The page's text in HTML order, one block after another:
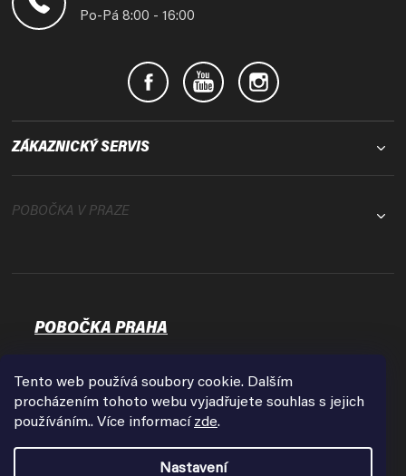
Tento web používá soubory cookie. Dalším
procházením tohoto webu vyjadřujete souhlas s jejich
používáním.. Více informací zde.
Nastavení
Po-Pá 8:00 - 16:00
ZÁKAZNICKÝ SERVIS
POBOČKA V PRAZE
POBOČKA PRAHA
17000 Praha - Holešovice
Zobrazit na mapě